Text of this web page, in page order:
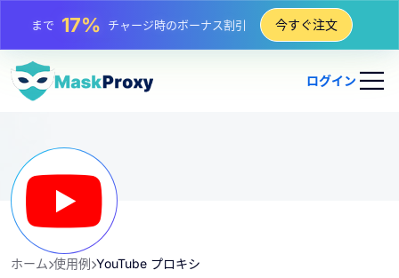
まで25%静的 IP 購入の割引
まで 81%
今すぐ注文
ログイン
ホーム 使用例 YouTube プロキシ